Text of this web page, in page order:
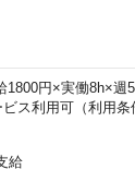
円×実働8h×
ス利用可（利用条
給